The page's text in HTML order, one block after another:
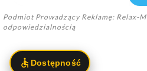
Podmiot Prowadzący Reklamę: Relax-
odpowiedzialnością